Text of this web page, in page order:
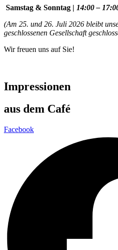
Samstag & Sonntag | 14:00 –
(Am 25. und 26. Juli 2026 bleibt
geschlossenen Gesellschaft
Wir freuen uns auf Sie!
Impressionen
aus dem Café
Facebook